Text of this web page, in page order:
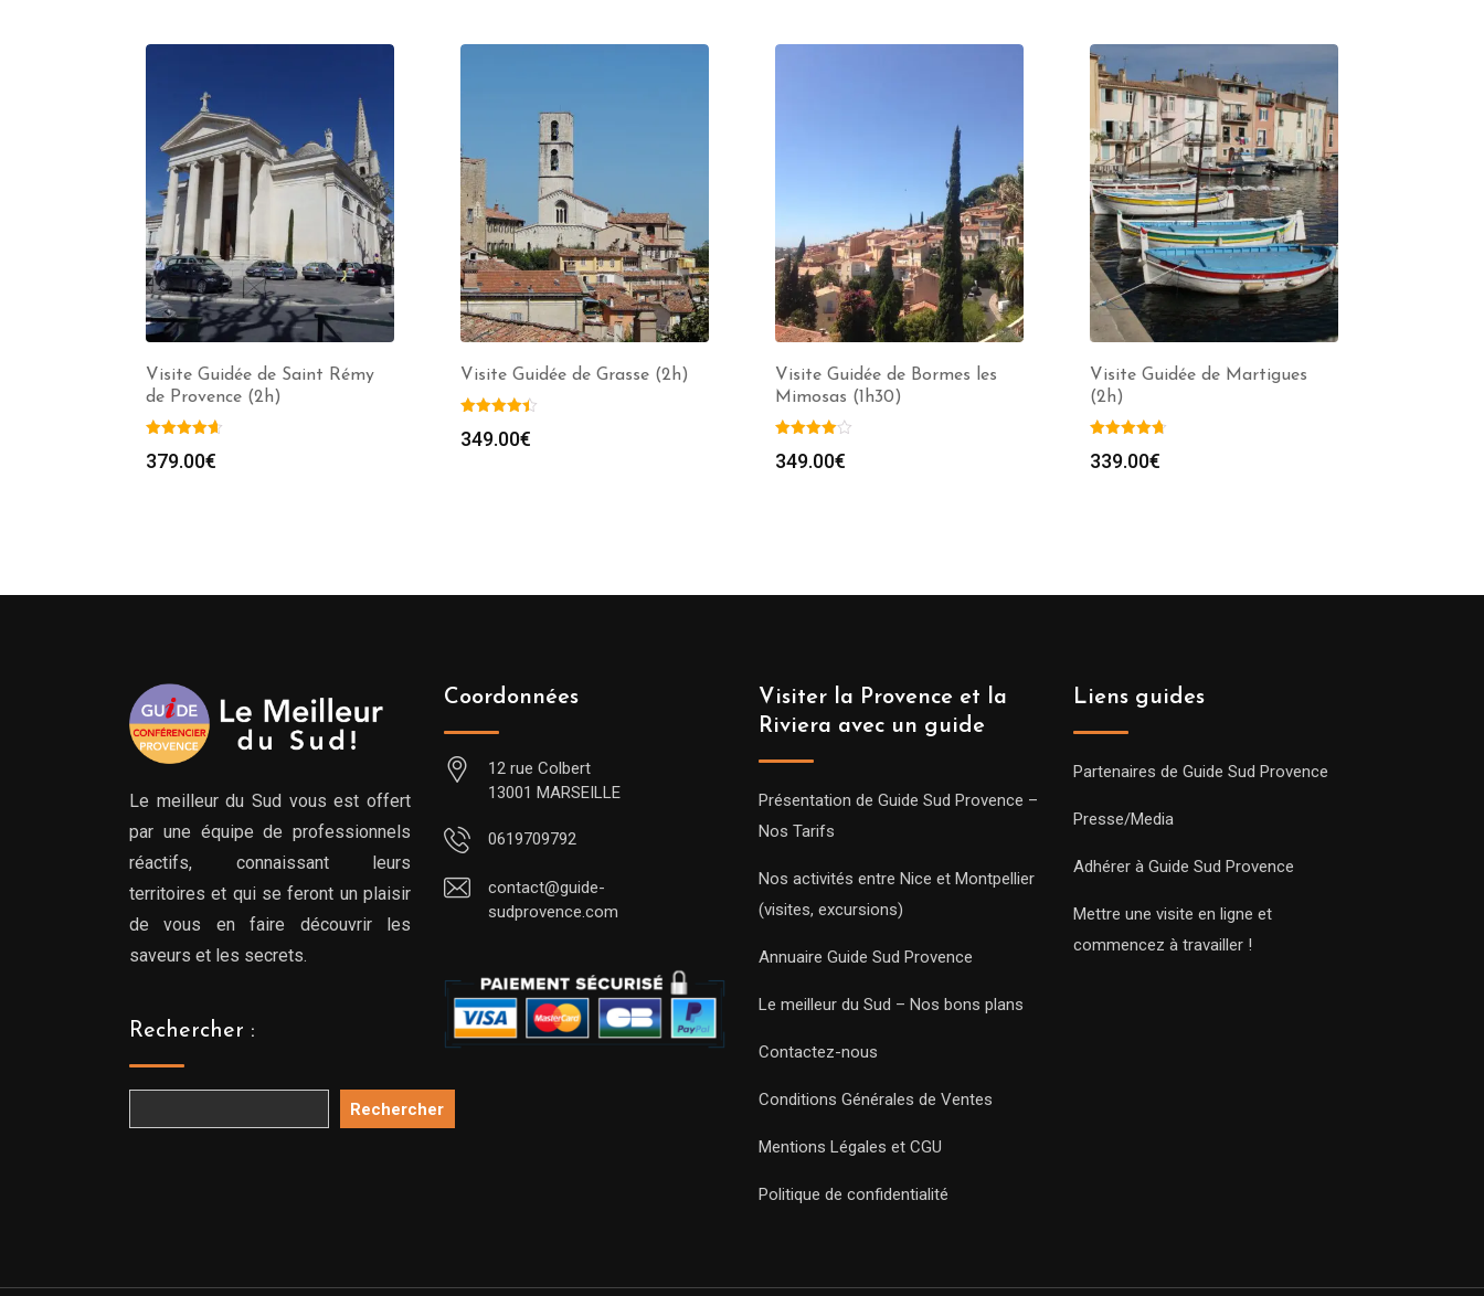
Visite Guidée de Saint Rémy
de Provence (2h)
379.00€
Visite Guidée de Grasse (2h)
349.00€
Visite Guidée de Bormes les
Mimosas (1h30)
349.00€
Visite Guidée de Martigues
(2h)
339.00€
Le meilleur du Sud vous est offert
par une équipe de professionnels
réactifs, connaissant leurs
territoires et qui se feront un plaisir
de vous en faire découvrir les
saveurs et les secrets.
Rechercher :
Rechercher
Coordonnées
12 rue Colbert
13001 MARSEILLE
0619709792
contact@guide-
sudprovence.com
Visiter la Provence et la
Riviera avec un guide
Présentation de Guide Sud Provence –
Nos Tarifs
Nos activités entre Nice et Montpellier
(visites, excursions)
Annuaire Guide Sud Provence
Le meilleur du Sud – Nos bons plans
Contactez-nous
Conditions Générales de Ventes
Mentions Légales et CGU
Politique de confidentialité
Liens guides
Partenaires de Guide Sud Provence
Presse/Media
Adhérer à Guide Sud Provence
Mettre une visite en ligne et
commencez à travailler !